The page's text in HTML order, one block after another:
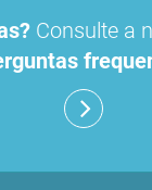
Consulte a